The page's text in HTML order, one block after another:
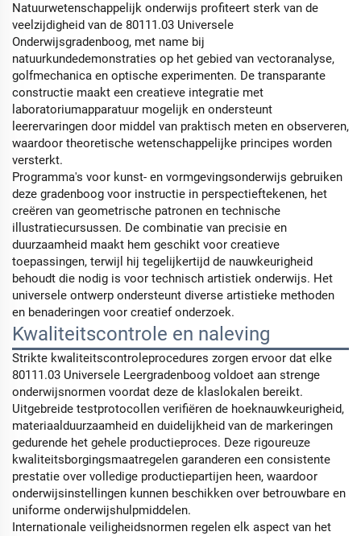
Natuurwetenschappelijk onderwijs profiteert sterk van de
veelzijdigheid van de 80111.03 Universele
Onderwijsgradenboog, met name bij
natuurkundedemonstraties op het gebied van vectoranalyse,
golfmechanica en optische experimenten. De transparante
constructie maakt een creatieve integratie met
laboratoriumapparatuur mogelijk en ondersteunt
leerervaringen door middel van praktisch meten en observeren,
waardoor theoretische wetenschappelijke principes worden
versterkt.
Programma's voor kunst- en vormgevingsonderwijs gebruiken
deze gradenboog voor instructie in perspectieftekenen, het
creëren van geometrische patronen en technische
illustratiecursussen. De combinatie van precisie en
duurzaamheid maakt hem geschikt voor creatieve
toepassingen, terwijl hij tegelijkertijd de nauwkeurigheid
behoudt die nodig is voor technisch artistiek onderwijs. Het
universele ontwerp ondersteunt diverse artistieke methoden
en benaderingen voor creatief onderzoek.
Kwaliteitscontrole en naleving
Strikte kwaliteitscontroleprocedures zorgen ervoor dat elke
80111.03 Universele Leergradenboog voldoet aan strenge
onderwijsnormen voordat deze de klaslokalen bereikt.
Uitgebreide testprotocollen verifiëren de hoeknauwkeurigheid,
materiaalduurzaamheid en duidelijkheid van de markeringen
gedurende het gehele productieproces. Deze rigoureuze
kwaliteitsborgingsmaatregelen garanderen een consistente
prestatie over volledige productiepartijen heen, waardoor
onderwijsinstellingen kunnen beschikken over betrouwbare en
uniforme onderwijshulpmiddelen.
Internationale veiligheidsnormen regelen elk aspect van het